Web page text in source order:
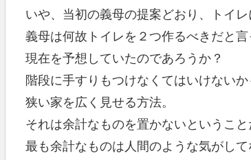
いや、当初の義母の提案どおり、トイ
義母は何故トイレを２つ作るべきだと言
現在を予想していたのであろうか？
階段に手すりもつけなくてはいけないか
狭い家を広く見せる方法。
それは余計なものを置かないということ
最も余計なものは人間のような気がして